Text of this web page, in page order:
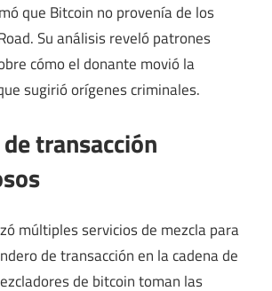
que Bitcoin no provenía de los
Su análisis reveló patrones
cómo el donante movió la
sugirió orígenes criminales.
transacción
múltiples servicios de mezcla para
de transacción en la cadena de
de bitcoin toman las